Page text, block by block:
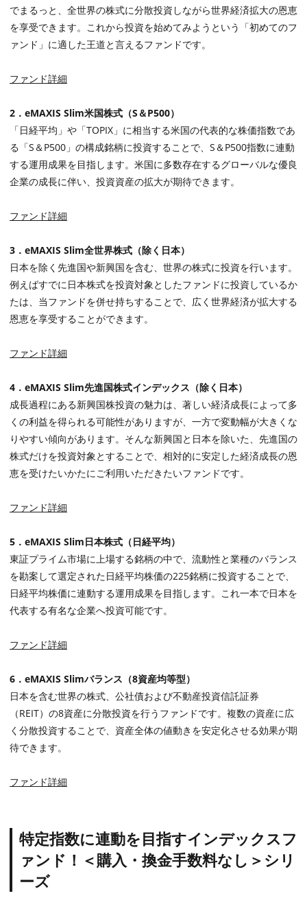
でまるっと、全世界の株式に分散投資しながら世界経済拡大の恩恵
を享受できます。これから投資を始めてみようという「初めてのフ
ァンド」に適した王道と言えるファンドです。
ファンド詳細
2 ． eMAXIS Slim米国株式（S ＆P500）
「日経平均」や「TOPIX 」に相当する米国の代表的な株価指数であ
る「S ＆ P500 」の構成銘柄に投資することで、 S ＆ P500指数に連動
する運用成果を目指します。米国に多数存在するグローバルな優良
企業の成長に伴い、投資資産の拡大が期待できます。
ファンド詳細
3 ． eMAXIS Slim全世界株式（除く日本）
日本を除く先進国や新興国を含む、世界の株式に投資を行います。
例えばすでに日本株式を投資対象としたファンドに投資しているか
たは、当ファンドを併せ持ちすることで、広く世界経済が拡大する
恩恵を享受することができます。
ファンド詳細
4 ． eMAXIS Slim先進国株式インデックス（除く日本）
成長過程にある新興国株投資の魅力は、著しい経済成長によって多
くの利益を得られる可能性がありますが、一方で変動幅が大きくな
りやすい傾向があります。そんな新興国と日本を除いた、先進国の
株式だけを投資対象とすることで、相対的に安定した経済成長の恩
恵を受けたいかたにご利用いただきたいファンドです。
ファンド詳細
5 ． eMAXIS Slim日本株式（日経平均）
東証プライム市場に上場する銘柄の中で、流動性と業種のバランス
を勘案して選定された日経平均株価の225銘柄に投資することで、
日経平均株価に連動する運用成果を目指します。これ一本で日本を
代表する有名な企業へ投資可能です。
ファンド詳細
6 ． eMAXIS Slimバランス（8資産均等型）
日本を含む世界の株式、公社債および不動産投資信託証券
（REIT）の8資産に分散投資を行うファンドです。複数の資産に広
く分散投資することで、資産全体の値動きを安定化させる効果が期
待できます。
ファンド詳細
特定指数に連動を目指すインデックスフ
ァンド！＜購入・換金手数料なし＞シリ
ーズ